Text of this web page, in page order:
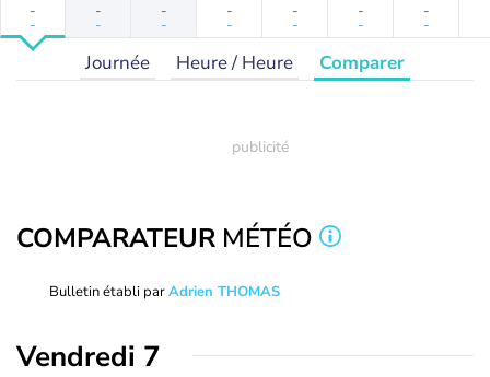
-
-
-
-
-
-
-
-
-
-
-
-
-
-
Journée Heure / Heure Comparer
COMPARATEUR MÉTÉO
Bulletin établi parAdrien THOMAS
Vendredi 7